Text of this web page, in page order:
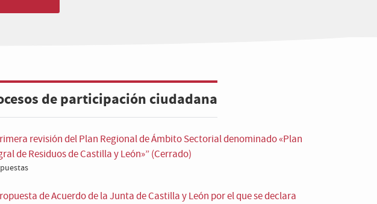
de participación ciudadana
revisión del Plan Regional de Ámbito Sectorial denominado «Plan
de Residuos de Castilla y León»” (Cerrado)
de Acuerdo de la Junta de Castilla y León por el que se declara